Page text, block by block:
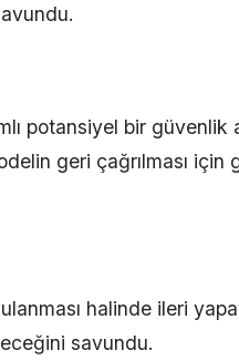
potansiyel bir güvenlik
geri çağrılması için
halinde ileri
savundu.